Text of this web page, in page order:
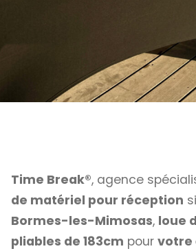
Time Break®, agence
de matériel pour réception
Bormes-les-Mimosas, loue
pliables de 183cm pour votre